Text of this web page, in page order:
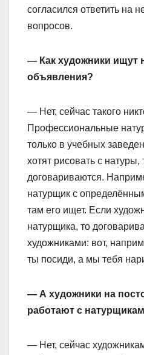
согласился ответить на
вопросов.
— Как художники ищут
объявления?
— Нет, сейчас такого
Профессиональные
только в учебных
хотят рисовать с натуры,
договариваются.
натурщик с
там его ищет. Если
натурщика, то
художниками: вот,
ты посиди, а мы тебя
— А художники на
работают с
— Нет, сейчас